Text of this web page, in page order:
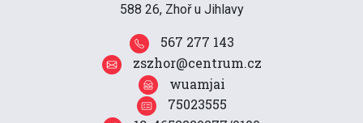
588 26, Zhoř u Jihlavy
567 277 143
zszhor@centrum.cz
wuamjai
75023555